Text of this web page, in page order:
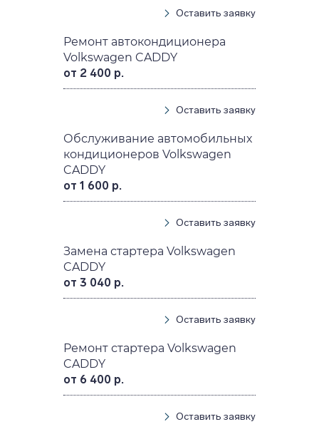
Оставить заявку
Ремонт автокондиционера
Volkswagen CADDY
от 2 400 р.
Оставить заявку
Обслуживание автомобильных
кондиционеров Volkswagen
CADDY
от 1 600 р.
Оставить заявку
Замена стартера Volkswagen
CADDY
от 3 040 р.
Оставить заявку
Ремонт стартера Volkswagen
CADDY
от 6 400 р.
Оставить заявку